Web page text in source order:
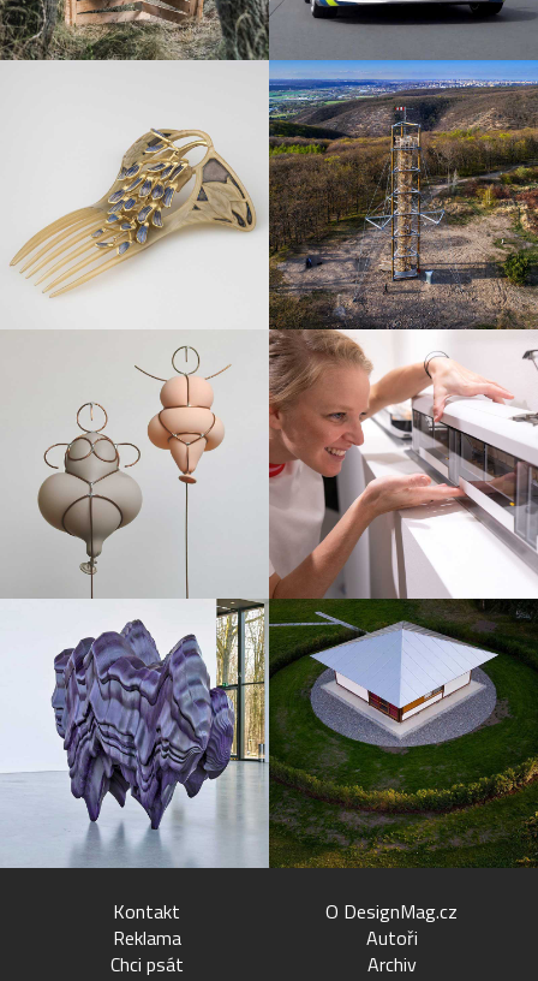
Kontakt
Reklama
Chci psát
O DesignMag.cz
Autoři
Archiv